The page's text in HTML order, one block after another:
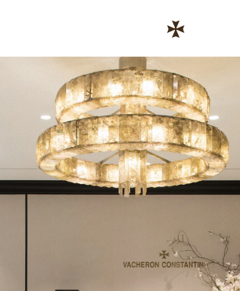
コーポレートサイトへのリンク
Return to Nav